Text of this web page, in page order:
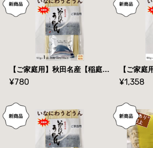
【ご家庭用】秋田名産【稲庭うどん】９０g /袋＆つゆ付【手作り技法】【送料無料】
¥780 ¥1,358